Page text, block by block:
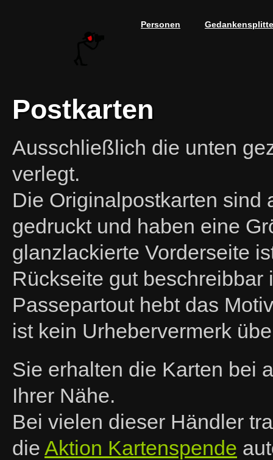
Personen
Postkarten
Ausschließlich die unten
verlegt.
Die Originalpostkarten sind
gedruckt und haben eine
glanzlackierte Vorderseite
Rückseite gut
Passepartout hebt das
ist kein Urhebervermerk
Sie erhalten die Karten bei
Ihrer Nähe.
Bei vielen dieser Händler
die Aktion Kartenspende